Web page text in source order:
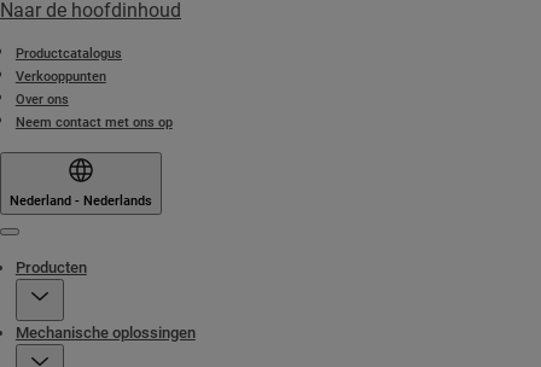
Naar de hoofdinhoud
Productcatalogus
Verkooppunten
Over ons
Neem contact met ons op
Nederland - Nederlands
Producten
Mechanische oplossingen